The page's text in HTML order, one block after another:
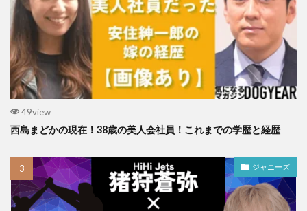
49view
西島まどかの現在！38歳の美人会社員！これまでの学歴と経歴
ジャニーズ